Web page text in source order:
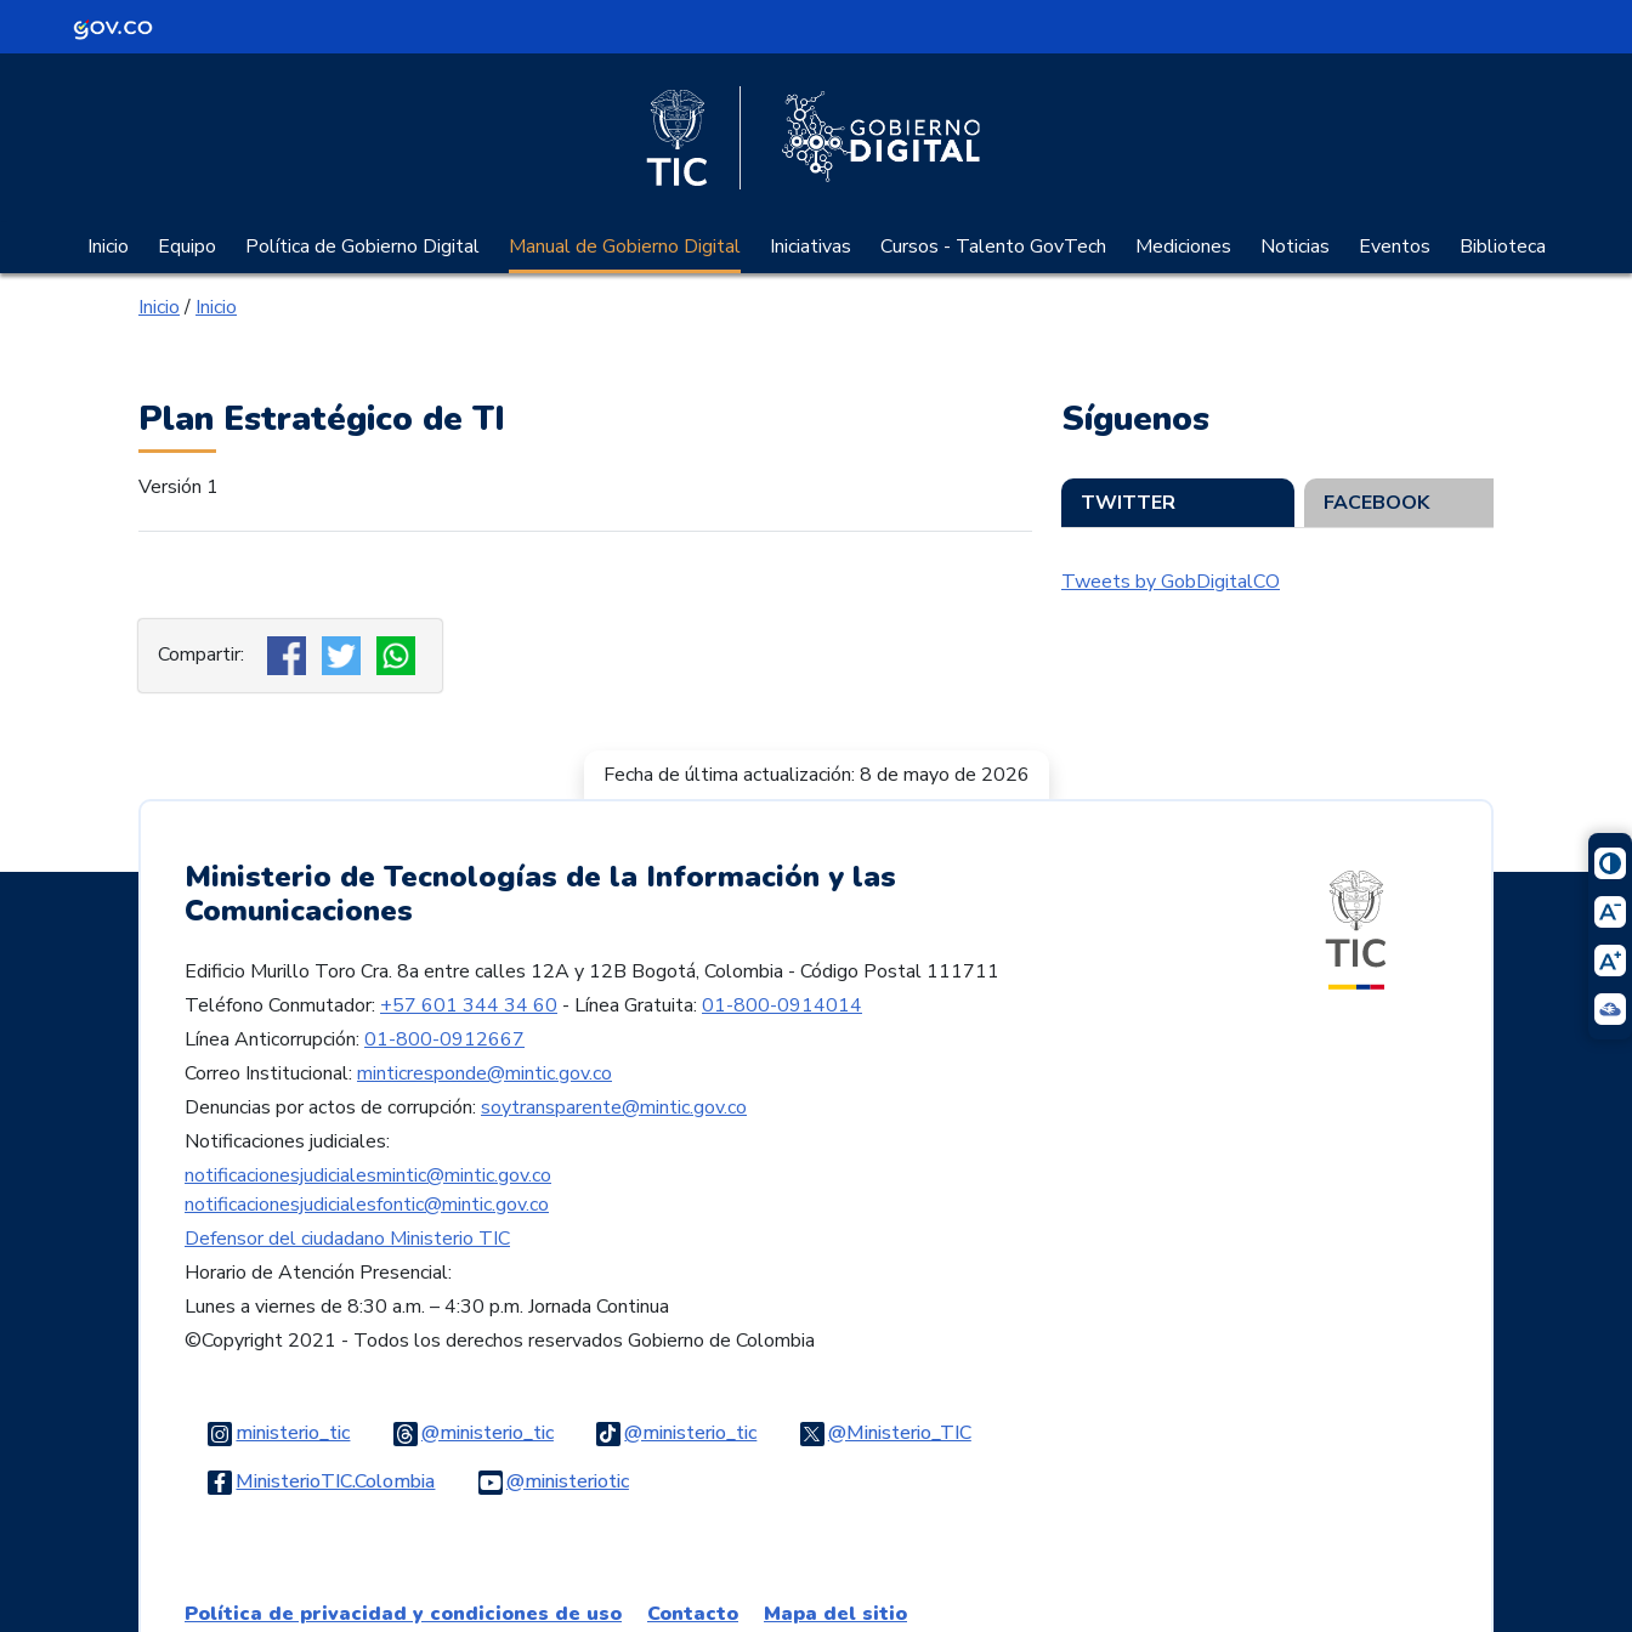
Logo Gobierno de Colombia
Logo del Ministerio TIC
Inicio Equipo Política de Gobierno Digital Manual de Gobierno Digital Iniciativas Cursos - Talento GovTech Mediciones Noticias Eventos Biblioteca
Inicio/Inicio
Plan Estratégico de TI
Versión 1
Síguenos
TWITTER FACEBOOK
Tweets by GobDigitalCO
Fecha de última actualización: 8 de mayo de 2026
Ministerio de Tecnologías de la Información y las
Comunicaciones
Edificio Murillo Toro Cra. 8a entre calles 12A y 12B Bogotá, Colombia - Código Postal 111711
Teléfono Conmutador: +57 601 344 34 60 - Línea Gratuita: 01-800-0914014
Línea Anticorrupción: 01-800-0912667
Correo Institucional: minticresponde@mintic.gov.co
Denuncias por actos de corrupción: soytransparente@mintic.gov.co
Notificaciones judiciales:
notificacionesjudicialesmintic@mintic.gov.co
notificacionesjudicialesfontic@mintic.gov.co
Defensor del ciudadano Ministerio TIC
Horario de Atención Presencial:
Lunes a viernes de 8:30 a.m. – 4:30 p.m. Jornada Continua
©Copyright 2021 - Todos los derechos reservados Gobierno de Colombia
ministerio_ticLogo Instagram@ministerio_ticLogo Threads@ministerio_ticLogo Tiktok@Ministerio_TICLogo Twitter
MinisterioTIC.ColombiaLogo Facebook@ministerioticLogo Youtube
Política de privacidad y condiciones de uso Contacto Mapa del sitio